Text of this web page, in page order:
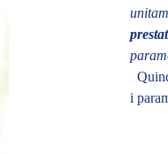
i